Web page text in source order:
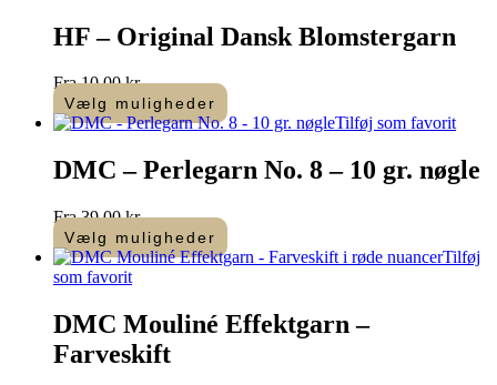
HF – Original Dansk Blomstergarn
Fra10,00kr.
Vælg muligheder
Dette
har
flere
Mulighederne
kan
vælges
på
Tilføj som favorit
DMC – Perlegarn No. 8 – 10 gr. nøgle
Fra39,00kr.
Vælg muligheder
Dette
vare
flere
varianter.
Mulighederne
Tilføj
som favorit
DMC Mouliné Effektgarn –
Farveskift